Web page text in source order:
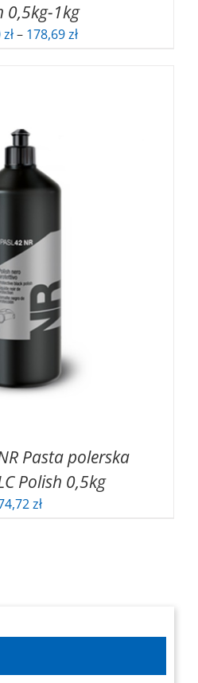
0,5kg-1kg
zł– 178,69złZakres
Pasta polerska
Polish 0,5kg
zł